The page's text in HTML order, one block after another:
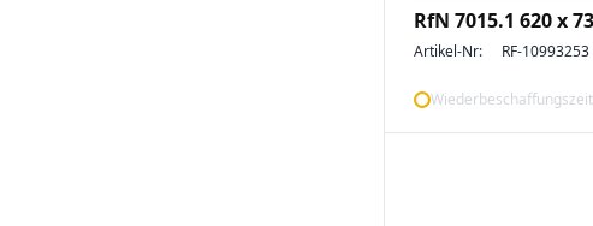
RfN 7015.1 620 x
Artikel-Nr: RF-10993253